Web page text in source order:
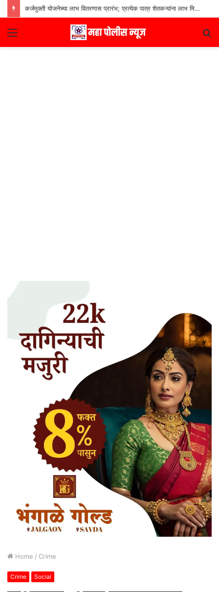
कर्जमुक्ती योजनेच्या लाभ वितरणास प्रारंभ; प्रत्येक पात्र शेतकऱ्यांना लाभ मिळणार– मुख्यमंत्री देवेंद्र फडणवीस
Menu
Home / Crime
Crime Social